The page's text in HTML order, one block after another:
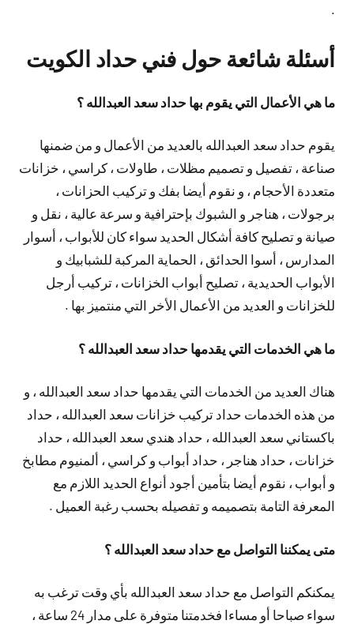
.
أسئلة شائعة حول فني حداد الكويت
ما هي الأعمال التي يقوم بها حداد سعد العبدالله ؟
يقوم حداد سعد العبدالله بالعديد من الأعمال و من ضمنها
صناعة ، تفصيل و تصميم مظلات ، طاولات ، كراسي ، خزانات
متعددة الأحجام ، و نقوم أيضا بفك و تركيب الحزانات ،
برجولات ، هناجر و الشبوك بإحترافية و سرعة عالية ، نقل و
صيانة و تصليح كافة أشكال الحديد سواء كان للأبواب ، أسوار
المدارس ، أسوا الحدائق ، الحماية المركبة للشبابيك و
الأبواب الحديدية ، تصليح أبواب الخزانات ، تركيب أرجل
للخزانات و العديد من الأعمال الأخر التي منتميز بها .
ما هي الخدمات التي يقدمها حداد سعد العبدالله ؟
هناك العديد من الخدمات التي يقدمها حداد سعد العبدالله ، و
من هذه الخدمات حداد تركيب خزانات سعد العبدالله ، حداد
باكستاني سعد العبدالله ، حداد هندي سعد العبدالله ، حداد
خزانات ، حداد هناجر ، حداد أبواب و كراسي ، ألمنيوم مطابخ
و أبواب ، نقوم أيضا بتأمين أجود أنواع الحديد اللازم مع
المعرفة التامة بتصميمه و تفصيله بحسب رغبة العميل .
متى يمكننا التواصل مع حداد سعد العبدالله ؟
يمكنكم التواصل مع حداد سعد العبدالله بأي وقت ترغب به
سواء صباحا أو مساءا فخدمتنا متوفرة على مدار 24 ساعة ،